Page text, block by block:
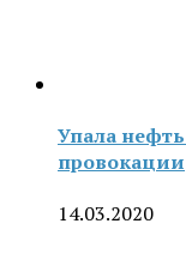
Упала
провокации
14.03.2020